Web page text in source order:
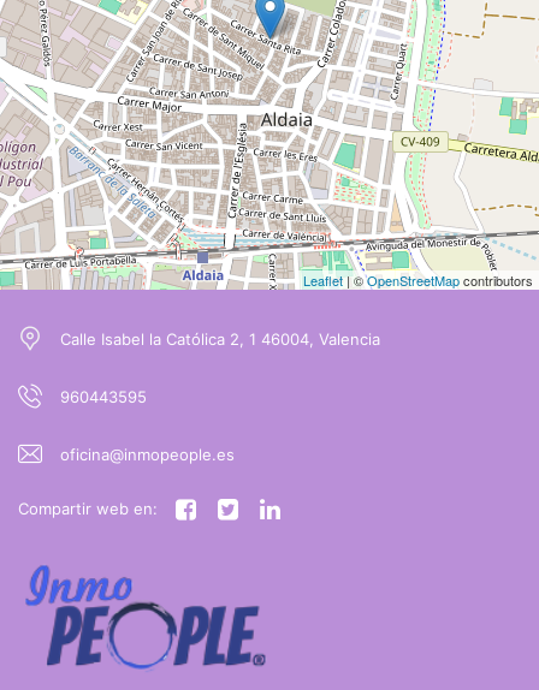
Leaflet| ©OpenStreetMapcontributors
Calle Isabel la Católica 2, 1 46004, Valencia
960443595
oficina@inmopeople.es
Compartir web en: